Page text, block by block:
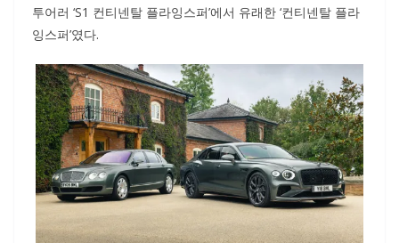
투어러 ‘S1 컨티넨탈 플라잉스퍼’에서 유래한 ‘컨티넨탈 플라
잉스퍼’였다.